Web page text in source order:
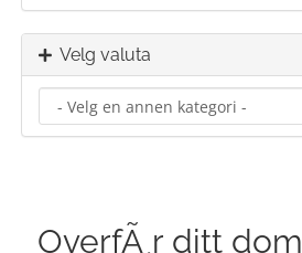
Velg valuta
OverfÃ¸r ditt